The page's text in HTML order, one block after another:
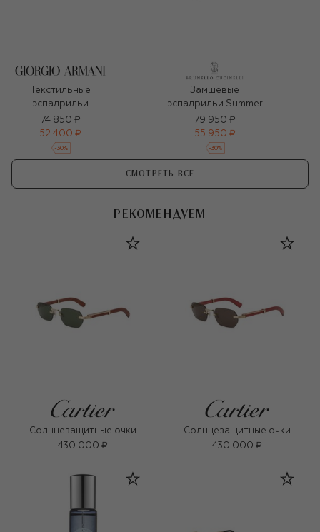
Текстильные
эспадрильи
74 850 ₽
52 400 ₽
-30%
Замшевые
эспадрильи Summer
79 950 ₽
55 950 ₽
-30%
СМОТРЕТЬ ВСЕ
РЕКОМЕНДУЕМ
Солнцезащитные очки
430 000 ₽
Солнцезащитные очки
430 000 ₽